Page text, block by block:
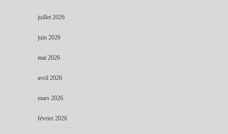
juillet 2026
juin 2026
mai 2026
avril 2026
mars 2026
février 2026